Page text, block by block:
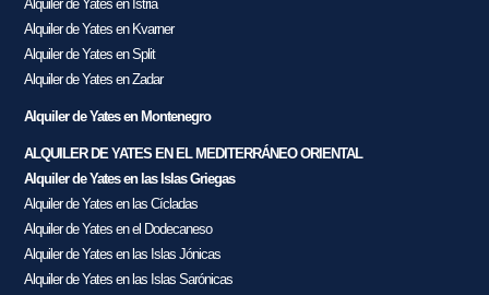
Alquiler de Yates en Istria
Alquiler de Yates en Kvarner
Alquiler de Yates en Split
Alquiler de Yates en Zadar
Alquiler de Yates en Montenegro
ALQUILER DE YATES EN EL MEDITERRÁNEO ORIENTAL
Alquiler de Yates en las Islas Griegas
Alquiler de Yates en las Cícladas
Alquiler de Yates en el Dodecaneso
Alquiler de Yates en las Islas Jónicas
Alquiler de Yates en las Islas Sarónicas